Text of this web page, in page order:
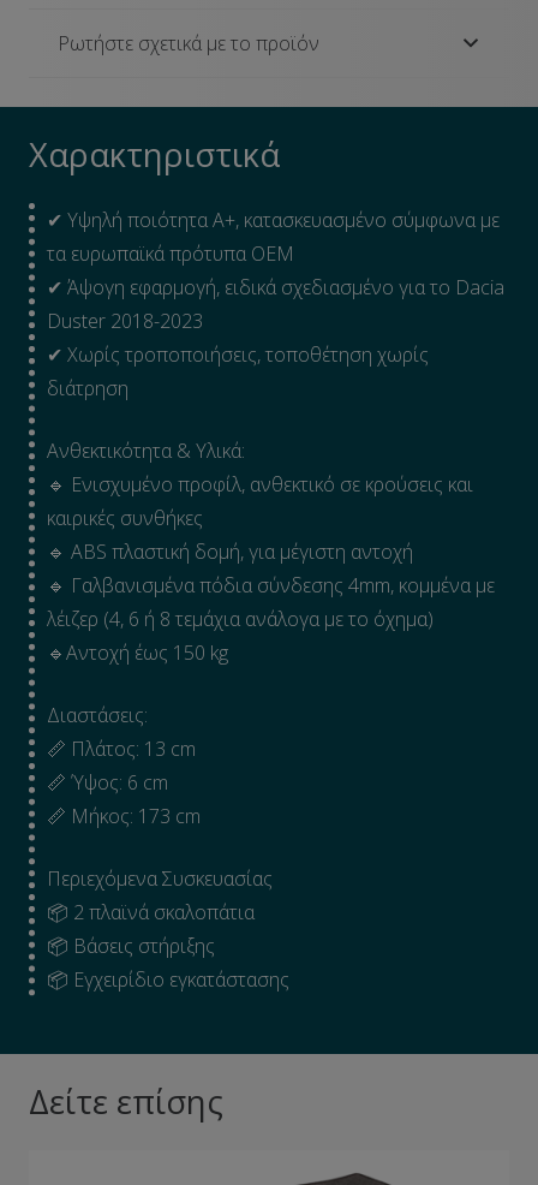
Σκαλοπάτια
ποσότητα
Ρωτήστε σχετικά με το προϊόν
Χαρακτηριστικά
✔ Υψηλή ποιότητα A+, κατασκευασμένο σύμφωνα με
τα ευρωπαϊκά πρότυπα OEM
✔ Άψογη εφαρμογή, ειδικά σχεδιασμένο για το Dacia
Duster 2018-2023
✔ Χωρίς τροποποιήσεις, τοποθέτηση χωρίς
διάτρηση
Ανθεκτικότητα & Υλικά:
🔹 Ενισχυμένο προφίλ, ανθεκτικό σε κρούσεις και
καιρικές συνθήκες
🔹 ABS πλαστική δομή, για μέγιστη αντοχή
🔹 Γαλβανισμένα πόδια σύνδεσης 4mm, κομμένα με
λέιζερ (4, 6 ή 8 τεμάχια ανάλογα με το όχημα)
🔹Αντοχή έως 150 kg
Διαστάσεις:
📏 Πλάτος: 13 cm
📏 Ύψος: 6 cm
📏 Μήκος: 173 cm
Περιεχόμενα Συσκευασίας
📦 2 πλαϊνά σκαλοπάτια
📦 Βάσεις στήριξης
📦 Εγχειρίδιο εγκατάστασης
Δείτε επίσης